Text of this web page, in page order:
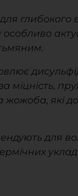
глибокого
міцність,
жожоба, які
для